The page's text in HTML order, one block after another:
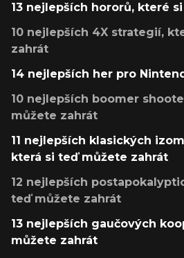
13 nejlepších hororů, které
10 nejlepších 4X strategií,
zahrát
14 nejlepších her pro
10 nejlepších boomer
můžete zahrát
11 nejlepších klasických
která si teď můžete zahrát
12 nejlepších
teď můžete zahrát
13 nejlepších gaučových
můžete zahrát